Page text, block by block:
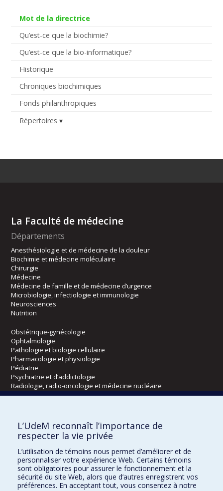
Mot de la directrice
Qu’est-ce que la biochimie?
Qu’est-ce que la bio-informatique?
Historique
Chroniques biochimiques
Fonds philanthropiques
Répertoires
La Faculté de médecine
Départements
Anesthésiologie et de médecine de la douleur
Biochimie et médecine moléculaire
Chirurgie
Médecine
Médecine de famille et de médecine d’urgence
Microbiologie, infectiologie et immunologie
Neurosciences
Nutrition
Obstétrique-gynécologie
Ophtalmologie
Pathologie et biologie cellulaire
Pharmacologie et physiologie
Pédiatrie
Psychiatrie et d’addictologie
Radiologie, radio-oncologie et médecine nucléaire
Écoles
Kinésiologie et des sciences de l’activité physique
Orthophonie et audiologie
Réadaptation
Directions
L’UdeM reconnaît l’importance de
respecter la vie privée
L’utilisation de témoins nous permet d’améliorer et de
personnaliser votre expérience Web. Certains témoins
sont obligatoires pour assurer le fonctionnement et la
sécurité du site Web, alors que d’autres enregistrent vos
préférences. En acceptant tout, vous consentez à notre